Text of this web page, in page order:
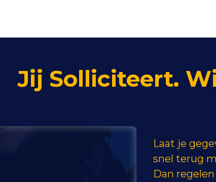
Jij Solliciteert.
Laat je
snel terug
Dan